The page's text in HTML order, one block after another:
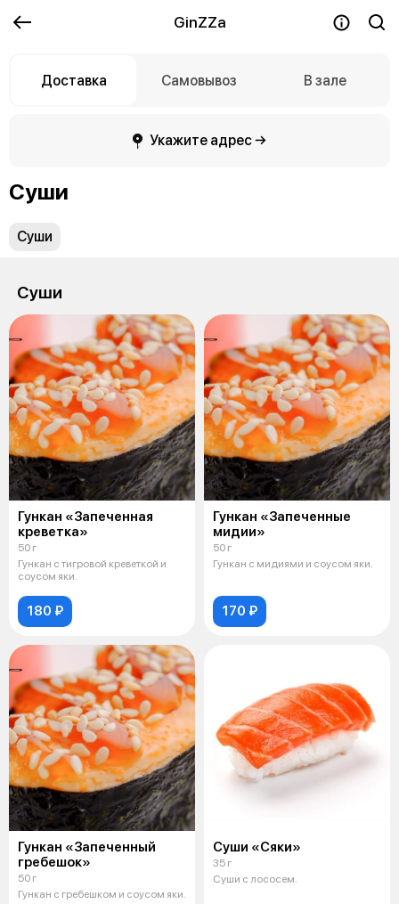
GinZZa
Доставка Самовывоз В зале
Укажите адрес →
Суши
Суши
Суши
Гункан «Запеченная
креветка»
50 г
Гункан с тигровой креветкой и
соусом яки.
180 ₽
Гункан «Запеченные
мидии»
50 г
Гункан с мидиями и соусом яки.
170 ₽
Гункан «Запеченный
гребешок»
50 г
Гункан с гребешком и соусом яки.
Суши «Сяки»
35 г
Суши с лососем.